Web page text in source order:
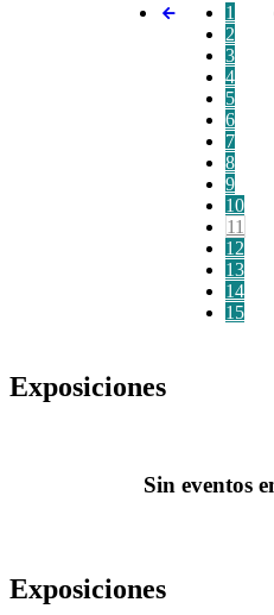
1
2
3
4
5
6
7
8
9
10
11
12
13
14
15
Exposiciones
Sin eventos
Exposiciones